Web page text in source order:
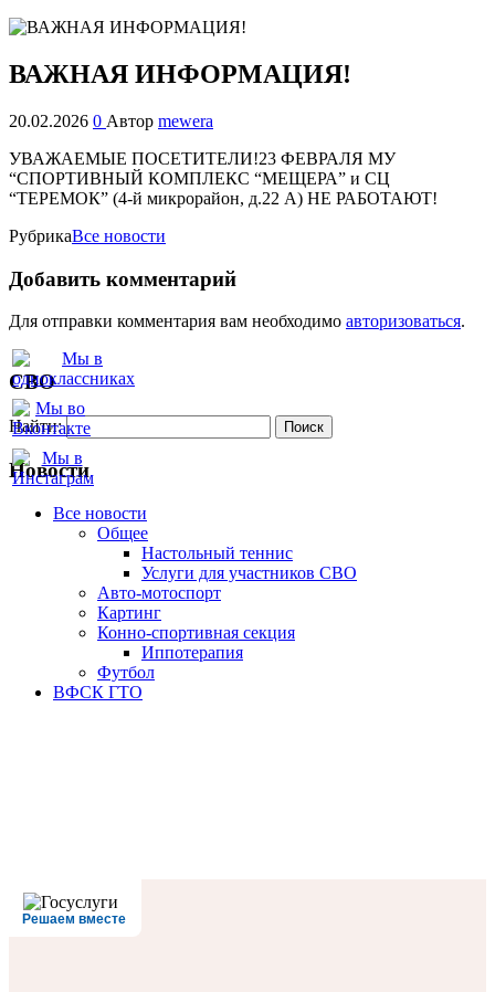
ВАЖНАЯ ИНФОРМАЦИЯ!
20.02.2026 0 Автор mewera
УВАЖАЕМЫЕ ПОСЕТИТЕЛИ!23 ФЕВРАЛЯ МУ
“СПОРТИВНЫЙ КОМПЛЕКС “МЕЩЕРА” и СЦ
“ТЕРЕМОК” (4-й микрорайон, д.22 А) НЕ РАБОТАЮТ!
РубрикаВсе новости
Добавить комментарий
Для отправки комментария вам необходимо авторизоваться.
СВО
Найти:
Новости
Все новости
Oбщее
Настольный теннис
Услуги для участников СВО
Авто-мотоспорт
Картинг
Конно-спортивная секция
Иппотерапия
Футбол
ВФСК ГТО
Решаем вместе